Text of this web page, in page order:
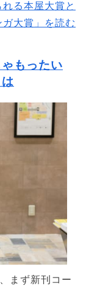
る本屋大賞と
ガ大賞」を読む
もったい
まず新刊コー